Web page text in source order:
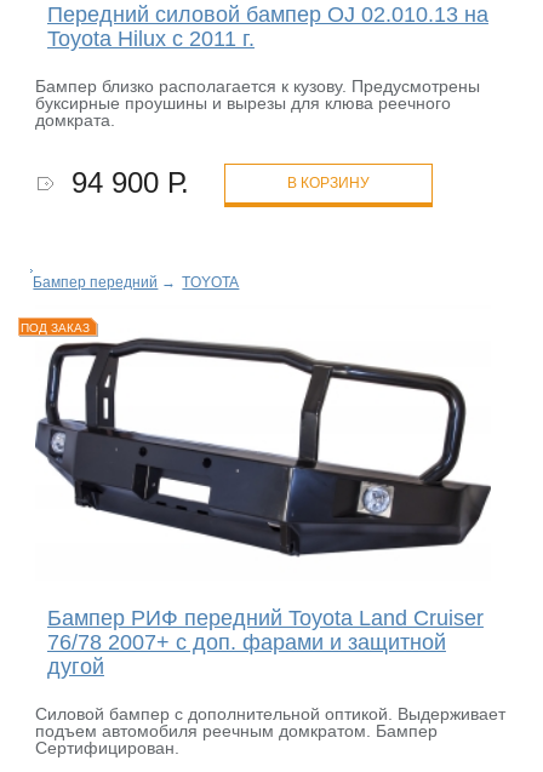
Передний силовой бампер OJ 02.010.13 на
Toyota Hilux с 2011 г.
Бампер близко располагается к кузову. Предусмотрены
буксирные проушины и вырезы для клюва реечного
домкрата.
94 900 Р. В КОРЗИНУ
Бампер передний → TOYOTA
ПОД ЗАКАЗ
Бампер РИФ передний Toyota Land Cruiser
76/78 2007+ c доп. фарами и защитной
дугой
Силовой бампер с дополнительной оптикой. Выдерживает
подъем автомобиля реечным домкратом. Бампер
Сертифицирован.